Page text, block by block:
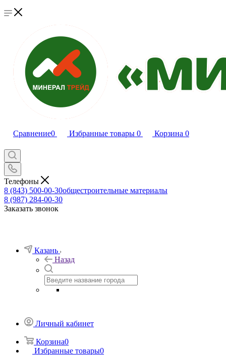
Сравнение0 Избранные товары 0 Корзина 0
Телефоны
8 (843) 500-00-30общестроительные материалы
8 (987) 284-00-30
Заказать звонок
Казань
Назад
Личный кабинет
Корзина0
Избранные товары0